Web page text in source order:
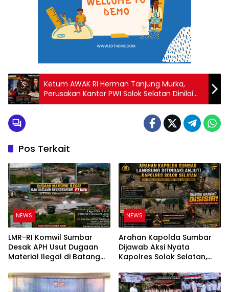
Ketum AWAK RI Herman Tanjung Murka,
Perusakan Kantor PWI Solok Selatan Dinilai
Teror terhadap Kebebasan Pers
Pos Terkait
NEWS
LMR-RI Komwil Sumbar
Desak APH Usut Dugaan
Material Ilegal di Batang
PT UHA Diminta Diselidiki
Tuntas
NEWS
Arahan Kapolda Sumbar
Dijawab Aksi Nyata
Kapolres Solok Selatan,
Bukan Sekadar Slogan